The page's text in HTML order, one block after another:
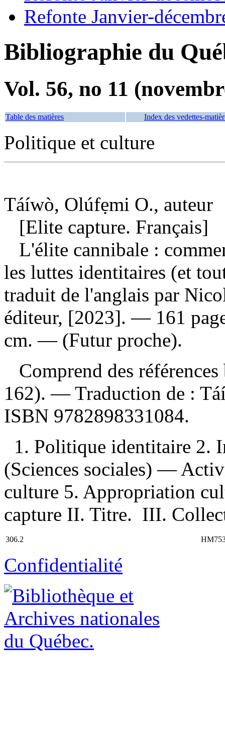
Refonte Janvier-
Bibliographie du
Vol. 56, no 11
Table des matières Index des vedettes-
Politique et culture
Táíwò, Olúfẹmi O., auteur
[Elite capture. Français]
L'élite cannibale :
les luttes identitaires (et
traduit de l'anglais par
éditeur, [2023]. — 161
cm. — (Futur proche).
Comprend des
162). —Traduction de :
ISBN 9782898331084.
1. Politique identitaire 2.
(Sciences sociales) —
culture 5. Appropriation
capture II. Titre. III.
306.2
Confidentialité